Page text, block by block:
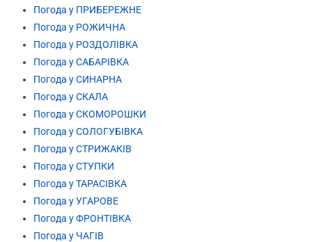
Погода у ПРИБЕРЕЖНЕ
Погода у РОЖИЧНА
Погода у РОЗДОЛІВКА
Погода у САБАРІВКА
Погода у СИНАРНА
Погода у СКАЛА
Погода у СКОМОРОШКИ
Погода у СОЛОГУБІВКА
Погода у СТРИЖАКІВ
Погода у СТУПКИ
Погода у ТАРАСІВКА
Погода у УГАРОВЕ
Погода у ФРОНТІВКА
Погода у ЧАГІВ